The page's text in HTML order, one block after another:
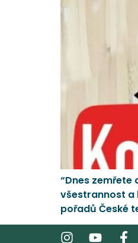
“Dnes zemřete
všestrannost a
pořadů České